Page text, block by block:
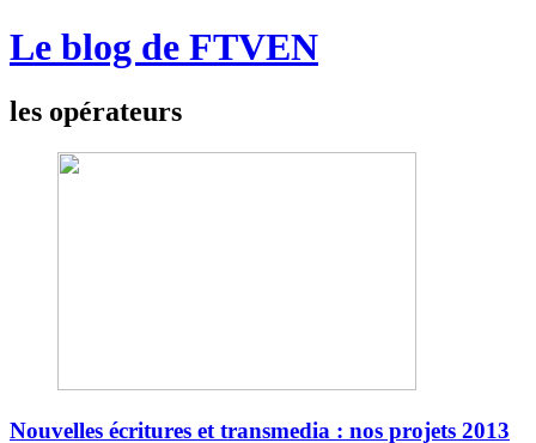
Le blog de FTVEN
les opérateurs
Nouvelles écritures et transmedia : nos projets 2013